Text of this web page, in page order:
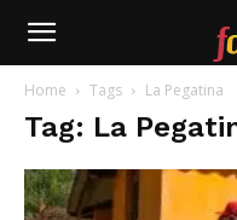
Farofafá
Home Tags La Pegatina
Tag: La